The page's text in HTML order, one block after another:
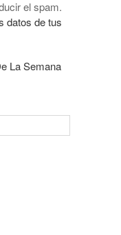
el spam.
datos de tus
La Semana